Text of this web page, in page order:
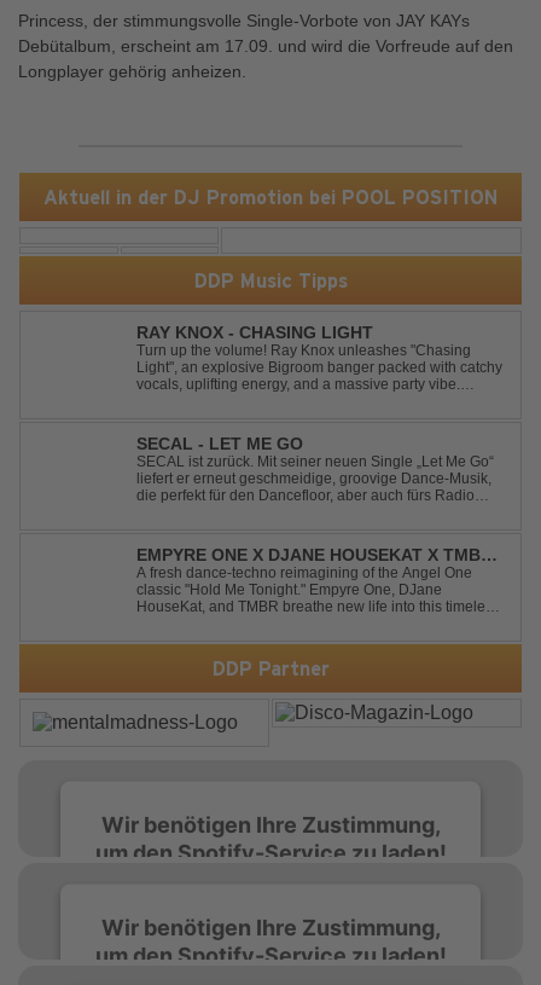
Aktuell in der DJ Promotion bei POOL POSITION
DDP Music Tipps
RAY KNOX - CHASING LIGHT
Turn up the volume! Ray Knox unleashes "Chasing
Light", an explosive Bigroom banger packed with catchy
vocals, uplifting energy, and a massive party vibe.
SECAL - LET ME GO
SECAL ist zurück. Mit seiner neuen Single „Let Me Go“
liefert er erneut geschmeidige, groovige Dance-Musik,
die perfekt für den Dancefloor, aber auch fürs Radio
gespannt sein, was als Nächstes...
EMPYRE ONE X DJANE HOUSEKAT X TMBR -
HOLD ME TONIGHT
A fresh dance-techno reimagining of the Angel One
classic "Hold Me Tonight." Empyre One, DJane
HouseKat, and TMBR breathe new life into this timeless
energetic modern production. Blending nostalgia with
contemporary dancefloor energy, this cover...
DDP Partner
Wir benötigen Ihre Zustimmung,
um den Spotify-Service zu laden!
einzubetten. Dieser Service kann Daten zu
Ihren Aktivitäten sammeln. Bitte lesen Sie die
Wir benötigen Ihre Zustimmung,
um den Spotify-Service zu laden!
Princess, der stimmungsvolle Single-Vorbote von JAY KAYs
Debütalbum, erscheint am 17.09. und wird die Vorfreude auf den
Longplayer gehörig anheizen.